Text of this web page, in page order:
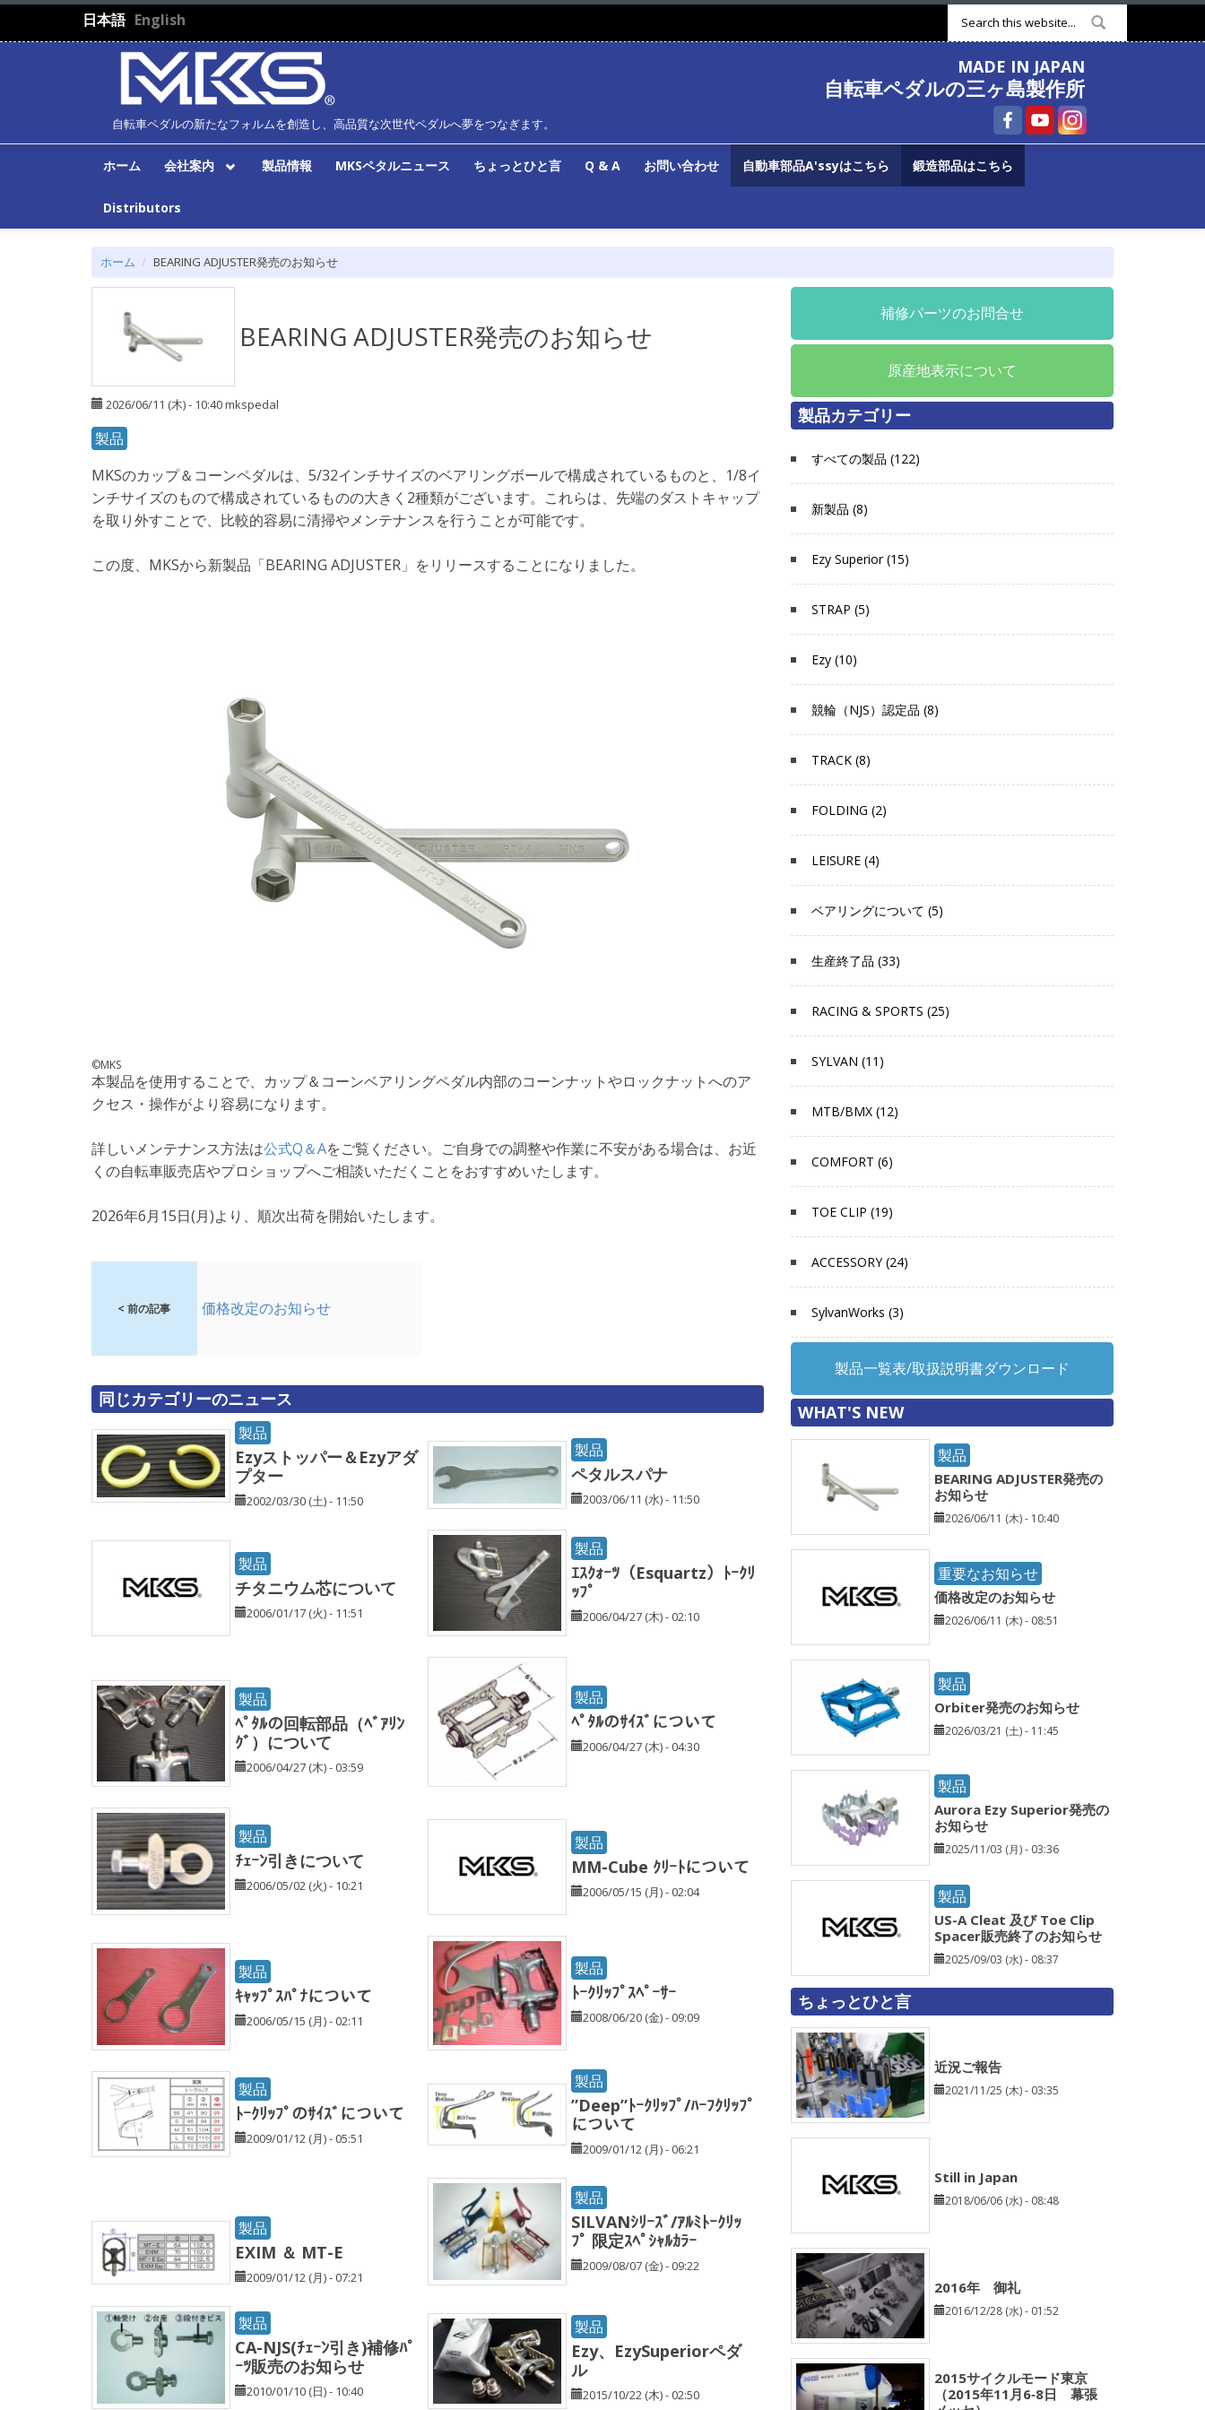
メインコンテンツに移動
日本語 English 検索フォーム
MADE IN JAPAN
自転車ペダルの三ヶ島製作所
自転車ペダルの新たなフォルムを創造し、高品質な次世代ペダルへ夢をつなぎます。
ホーム 会社案内 製品情報 MKSペタルニュース ちょっとひと言 Q & A お問い合わせ 自動車部品A'ssyはこちら 鍛造部品はこちら
Distributors
ホーム BEARING ADJUSTER発売のお知らせ
BEARING ADJUSTER発売のお知らせ
2026/06/11 (木) - 10:40mkspedal
製品
MKSのカップ＆コーンペダルは、5/32インチサイズのベアリングボールで構成されているものと、1/8イ
ンチサイズのもので構成されているものの大きく2種類がございます。これらは、先端のダストキャップ
を取り外すことで、比較的容易に清掃やメンテナンスを行うことが可能です。
この度、MKSから新製品「BEARING ADJUSTER」をリリースすることになりました。
©MKS
本製品を使用することで、カップ＆コーンベアリングペダル内部のコーンナットやロックナットへのア
クセス・操作がより容易になります。
詳しいメンテナンス方法は公式Q＆Aをご覧ください。ご自身での調整や作業に不安がある場合は、お近
くの自転車販売店やプロショップへご相談いただくことをおすすめいたします。
2026年6月15日(月)より、順次出荷を開始いたします。
< 前の記事 価格改定のお知らせ
同じカテゴリーのニュース
製品
Ezyストッパー＆Ezyアダ
プター
2002/03/30 (土) - 11:50
製品
ペタルスパナ
2003/06/11 (水) - 11:50
製品
チタニウム芯について
2006/01/17 (火) - 11:51
製品
ｴｽｸｫｰﾂ（Esquartz）ﾄｰｸﾘ
ｯﾌﾟ
2006/04/27 (木) - 02:10
製品
ﾍﾟﾀﾙの回転部品（ﾍﾞｱﾘﾝ
ｸﾞ）について
2006/04/27 (木) - 03:59
製品
ﾍﾟﾀﾙのｻｲｽﾞについて
2006/04/27 (木) - 04:30
製品
ﾁｪｰﾝ引きについて
2006/05/02 (火) - 10:21
製品
MM-Cube ｸﾘｰﾄについて
2006/05/15 (月) - 02:04
製品
ｷｬｯﾌﾟｽﾊﾟﾅについて
2006/05/15 (月) - 02:11
製品
ﾄｰｸﾘｯﾌﾟｽﾍﾟｰｻｰ
2008/06/20 (金) - 09:09
製品
ﾄｰｸﾘｯﾌﾟのｻｲｽﾞについて
2009/01/12 (月) - 05:51
製品
”Deep”ﾄｰｸﾘｯﾌﾟ/ﾊｰﾌｸﾘｯﾌﾟ
について
2009/01/12 (月) - 06:21
製品
EXIM ＆ MT-E
2009/01/12 (月) - 07:21
製品
SILVANｼﾘｰｽﾞ/ｱﾙﾐﾄｰｸﾘｯ
ﾌﾟ 限定ｽﾍﾟｼｬﾙｶﾗｰ
2009/08/07 (金) - 09:22
製品
CA-NJS(ﾁｪｰﾝ引き)補修ﾊﾟ
ｰﾂ販売のお知らせ
2010/01/10 (日) - 10:40
製品
Ezy、EzySuperiorペダ
ル
2015/10/22 (木) - 02:50
補修パーツのお問合せ
原産地表示について
製品カテゴリー
すべての製品 (122)
新製品 (8)
Ezy Superior (15)
STRAP (5)
Ezy (10)
競輪（NJS）認定品 (8)
TRACK (8)
FOLDING (2)
LEISURE (4)
ベアリングについて (5)
生産終了品 (33)
RACING & SPORTS (25)
SYLVAN (11)
MTB/BMX (12)
COMFORT (6)
TOE CLIP (19)
ACCESSORY (24)
SylvanWorks (3)
製品一覧表/取扱説明書ダウンロード
WHAT'S NEW
製品
BEARING ADJUSTER発売の
お知らせ
2026/06/11 (木) - 10:40
重要なお知らせ
価格改定のお知らせ
2026/06/11 (木) - 08:51
製品
Orbiter発売のお知らせ
2026/03/21 (土) - 11:45
製品
Aurora Ezy Superior発売の
お知らせ
2025/11/03 (月) - 03:36
製品
US-A Cleat 及び Toe Clip
Spacer販売終了のお知らせ
2025/09/03 (水) - 08:37
ちょっとひと言
近況ご報告
2021/11/25 (木) - 03:35
Still in Japan
2018/06/06 (水) - 08:48
2016年 御礼
2016/12/28 (水) - 01:52
2015サイクルモード東京
（2015年11月6‐8日 幕張